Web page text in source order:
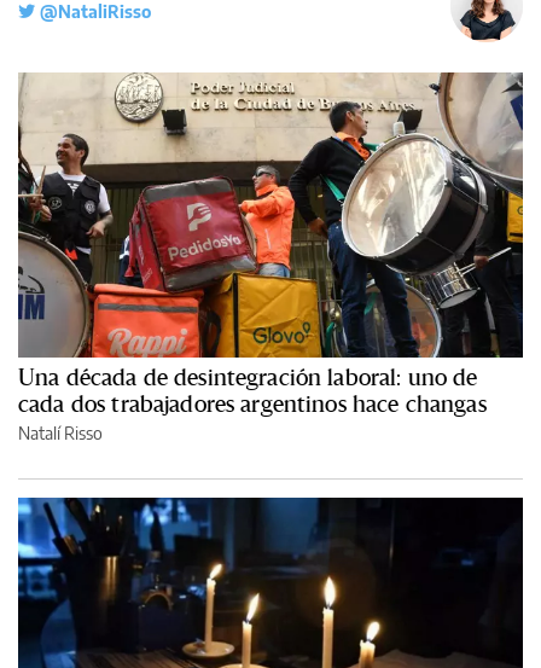
@NataliRisso
Una década de desintegración laboral: uno de
cada dos trabajadores argentinos hace changas
Natalí Risso